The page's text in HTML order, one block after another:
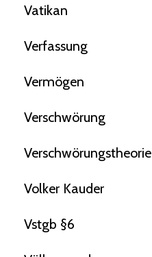
Vatikan
Verfassung
Vermögen
Verschwörung
Verschwörungstheorie
Volker Kauder
Vstgb §6